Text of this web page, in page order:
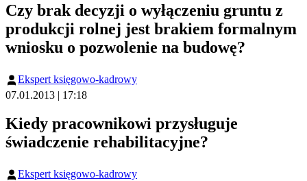
Czy brak decyzji o wyłączeniu gruntu z
produkcji rolnej jest brakiem formalnym
wniosku o pozwolenie na budowę?
Ekspert księgowo-kadrowy
07.01.2013 | 17:18
Kiedy pracownikowi przysługuje
świadczenie rehabilitacyjne?
Ekspert księgowo-kadrowy